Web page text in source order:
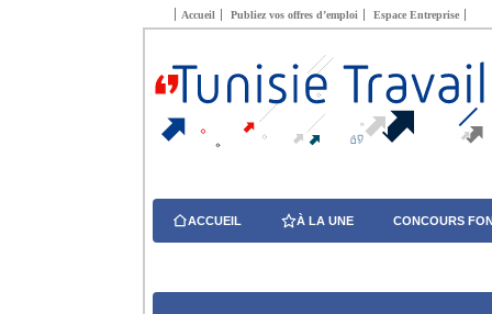
Accueil Publiez vos offres d’emploi Espace Entreprise
ACCUEIL À LA UNE CONCOURS